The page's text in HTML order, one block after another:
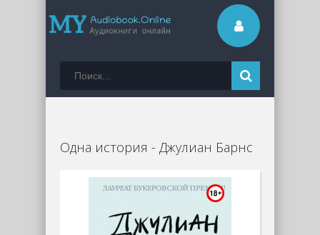
Одна история - Джулиан Барнс